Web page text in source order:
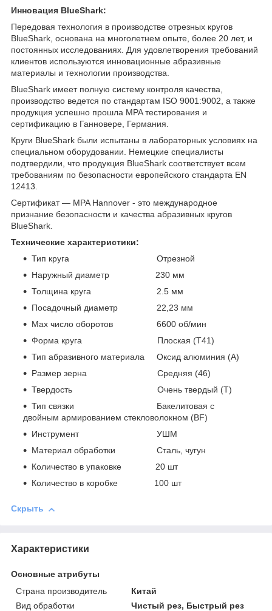
Инновация BlueShark:
Передовая технология в производстве отрезных кругов
BlueShark, основана на многолетнем опыте, более 20 лет, и
постоянных исследованиях. Для удовлетворения требований
клиентов используются инновационные абразивные
материалы и технологии производства.
BlueShark имеет полную систему контроля качества,
производство ведется по стандартам ISO 9001:9002, а также
продукция успешно прошла MPA тестирования и
сертификацию в Ганновере, Германия.
Круги BlueShark были испытаны в лабораторных условиях на
специальном оборудовании. Немецкие специалисты
подтвердили, что продукция BlueShark соответствует всем
требованиям по безопасности европейского стандарта EN
12413.
Сертификат — MPA Hannover - это международное
признание безопасности и качества абразивных кругов
BlueShark.
Технические характеристики:
Тип круга Отрезной
Наружный диаметр 230 мм
Толщина круга 2.5 мм
Посадочный диаметр 22,23 мм
Max число оборотов 6600 об/мин
Форма круга Плоская (Т41)
Тип абразивного материала Оксид алюминия (А)
Размер зерна Средняя (46)
Твердость Очень твердый (Т)
Тип связки Бакелитовая с
двойным армированием стекловолокном (BF)
Инструмент УШМ
Материал обработки Сталь, чугун
Количество в упаковке 20 шт
Количество в коробке 100 шт
Скрыть
Характеристики
Основные атрибуты
Страна производитель
Китай
Вид обработки
Чистый рез, Быстрый рез